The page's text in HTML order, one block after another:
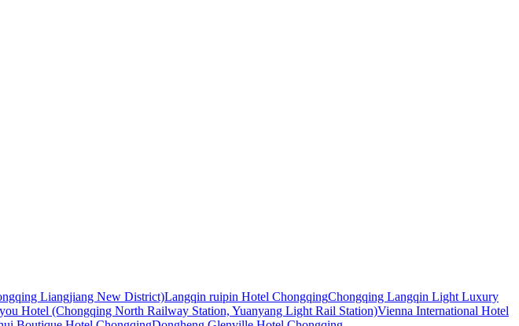
Liangjiang New District)Langqin ruipin Hotel ChongqingChongqing Langqin Light Luxury
Hotel (Chongqing North Railway Station, Yuanyang Light Rail Station)Vienna International Hotel